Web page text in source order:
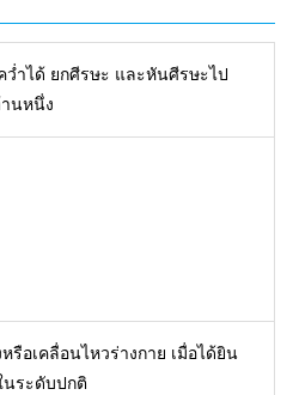
ำได้ ยกศีรษะ และหันศีรษะไป
นหนึ่ง
รือเคลื่อนไหวร่างกาย เมื่อได้ยิน
นระดับปกติ